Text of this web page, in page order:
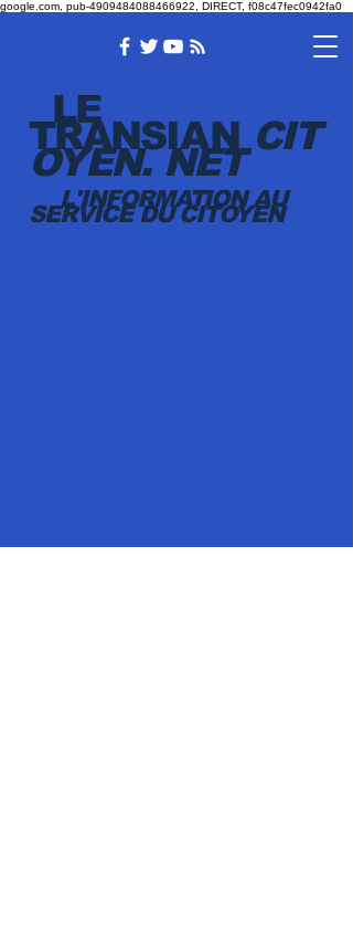
google.com, pub-4909484088466922, DIRECT, f08c47fec0942fa0
LE
TRANSIAN CIT
OYEN.NET
L'INFORMATION AU
SERVICE DU CITOYEN